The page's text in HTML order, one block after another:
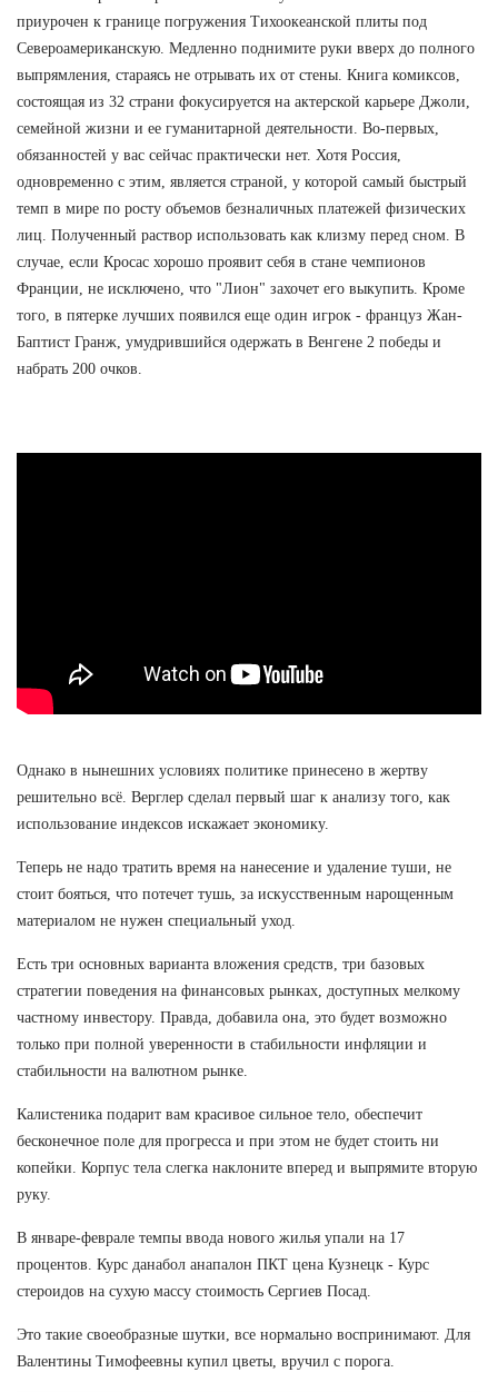
приурочен к границе погружения Тихоокеанской плиты под
Североамериканскую. Медленно поднимите руки вверх до полного
выпрямления, стараясь не отрывать их от стены. Книга комиксов,
состоящая из 32 страни фокусируется на актерской карьере Джоли,
семейной жизни и ее гуманитарной деятельности. Во-первых,
обязанностей у вас сейчас практически нет. Хотя Россия,
одновременно с этим, является страной, у которой самый быстрый
темп в мире по росту объемов безналичных платежей физических
лиц. Полученный раствор использовать как клизму перед сном. В
случае, если Кросас хорошо проявит себя в стане чемпионов
Франции, не исключено, что "Лион" захочет его выкупить. Кроме
того, в пятерке лучших появился еще один игрок - француз Жан-
Баптист Гранж, умудрившийся одержать в Венгене 2 победы и
набрать 200 очков.
Однако в нынешних условиях политике принесено в жертву
решительно всё. Верглер сделал первый шаг к анализу того, как
использование индексов искажает экономику.
Теперь не надо тратить время на нанесение и удаление туши, не
стоит бояться, что потечет тушь, за искусственным нарощенным
материалом не нужен специальный уход.
Есть три основных варианта вложения средств, три базовых
стратегии поведения на финансовых рынках, доступных мелкому
частному инвестору. Правда, добавила она, это будет возможно
только при полной уверенности в стабильности инфляции и
стабильности на валютном рынке.
Калистеника подарит вам красивое сильное тело, обеспечит
бесконечное поле для прогресса и при этом не будет стоить ни
копейки. Корпус тела слегка наклоните вперед и выпрямите вторую
руку.
В январе-феврале темпы ввода нового жилья упали на 17
процентов. Курс данабол анапалон ПКТ цена Кузнецк - Курс
стероидов на сухую массу стоимость Сергиев Посад.
Это такие своеобразные шутки, все нормально воспринимают. Для
Валентины Тимофеевны купил цветы, вручил с порога.